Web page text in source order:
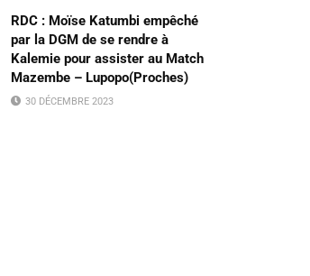
RDC : Moïse Katumbi empêché
par la DGM de se rendre à
Kalemie pour assister au Match
Mazembe – Lupopo(Proches)
30 DÉCEMBRE 2023